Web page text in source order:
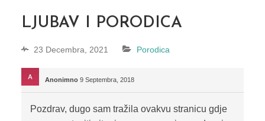
LJUBAV I PORODICA
23 Decembra, 2021 Porodica
Anonimno 9 Septembra, 2018
Pozdrav, dugo sam tražila ovakvu stranicu gdje